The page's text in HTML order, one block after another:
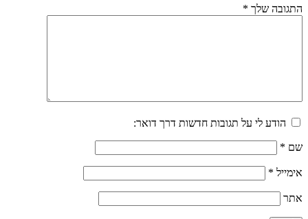
התגובה שלך *
הודע לי על תגובות חדשות דרך דואר:
שם *
אימייל *
אתר